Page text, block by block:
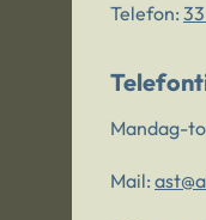
Telefon:
Mandag-
Mail: